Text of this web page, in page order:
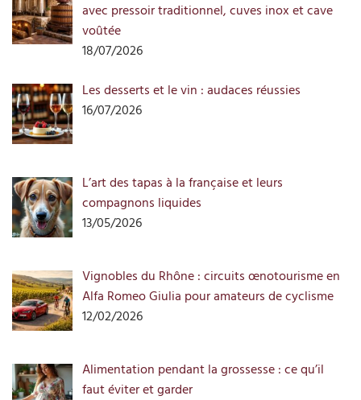
avec pressoir traditionnel, cuves inox et cave
voûtée
18/07/2026
Les desserts et le vin : audaces réussies
16/07/2026
L’art des tapas à la française et leurs
compagnons liquides
13/05/2026
Vignobles du Rhône : circuits œnotourisme en
Alfa Romeo Giulia pour amateurs de cyclisme
12/02/2026
Alimentation pendant la grossesse : ce qu’il
faut éviter et garder